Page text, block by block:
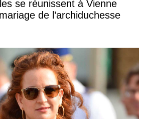
se réunissent à Vienne
de l’archiduchesse